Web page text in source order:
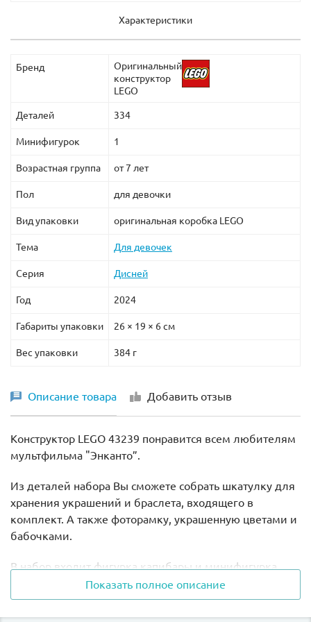
Характеристики
Бренд
Оригинальный
конструктор
LEGO
Деталей 334
Минифигурок 1
Возрастная группа от 7 лет
Пол для девочки
Вид упаковки оригинальная коробка LEGO
Тема Для девочек
Серия Дисней
Год 2024
Габариты упаковки 26 × 19 × 6 см
Вес упаковки 384 г
Описание товара Добавить отзыв
Конструктор LEGO 43239 понравится всем любителям
мультфильма "Энканто”.
Из деталей набора Вы сможете собрать шкатулку для
хранения украшений и браслета, входящего в
комплект. А также фоторамку, украшенную цветами и
бабочками.
В набор входит фигурка капибары и минифигурка
Мирабель. Их можно поместить на детали,
расположенные у фоторамки.
Показать полное описание